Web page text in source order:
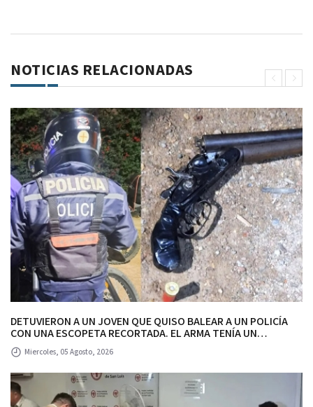
NOTICIAS RELACIONADAS
DETUVIERON A UN JOVEN QUE QUISO BALEAR A UN POLICÍA
CON UNA ESCOPETA RECORTADA. EL ARMA TENÍA UN
CARTUCHO CON MARCAS QUE INDICAN QUE EL JOVEN
GATILLÓ.
Miercoles, 05 Agosto, 2026